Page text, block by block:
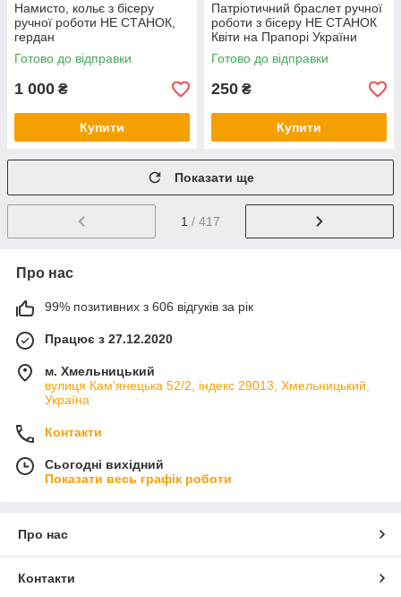
Намисто, кольє з бісеру
ручної роботи НЕ СТАНОК,
гердан
Готово до відправки
1 000 ₴
Купити
Патріотичний браслет ручної
роботи з бісеру НЕ СТАНОК
Квіти на Прапорі України
Готово до відправки
250 ₴
Купити
Показати ще
1 / 417
Про нас
99% позитивних з 606 відгуків за рік
Працює з 27.12.2020
м. Хмельницький
вулиця Кам'янецька 52/2, індекс 29013, Хмельницький,
Україна
Контакти
Сьогодні вихідний
Показати весь графік роботи
Про нас
Контакти